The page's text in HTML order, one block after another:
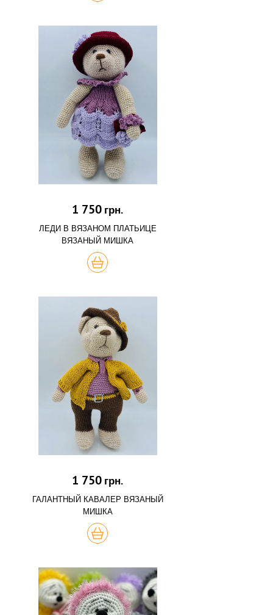
1 750 грн.
ЛЕДИ В ВЯЗАНОМ ПЛАТЬИЦЕ
ВЯЗАНЫЙ МИШКА
КУПИТЬ
1 750 грн.
ГАЛАНТНЫЙ КАВАЛЕР ВЯЗАНЫЙ
МИШКА
КУПИТЬ